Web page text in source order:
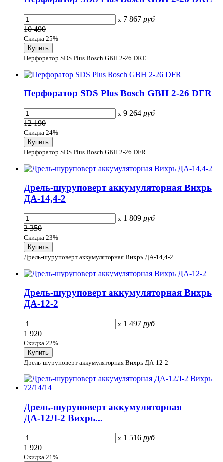
x 7 867 руб
10 490
Скидка 25%
Перфоратор SDS Plus Bosch GBH 2-26 DRE
Перфоратор SDS Plus Bosch GBH 2-26 DFR
x 9 264 руб
12 190
Скидка 24%
Перфоратор SDS Plus Bosch GBH 2-26 DFR
Дрель-шуруповерт аккумуляторная Вихрь
ДА-14,4-2
x 1 809 руб
2 350
Скидка 23%
Дрель-шуруповерт аккумуляторная Вихрь ДА-14,4-2
Дрель-шуруповерт аккумуляторная Вихрь
ДА-12-2
x 1 497 руб
1 920
Скидка 22%
Дрель-шуруповерт аккумуляторная Вихрь ДА-12-2
Дрель-шуруповерт аккумуляторная
ДА-12Л-2 Вихрь...
x 1 516 руб
1 920
Скидка 21%